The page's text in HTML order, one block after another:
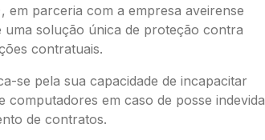
em parceria com a empresa aveirense
uma solução única de proteção contra
contratuais.
se pela sua capacidade de incapacitar
computadores em caso de posse indevida
de contratos.